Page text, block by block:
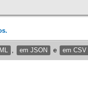
em JSON e em CSV